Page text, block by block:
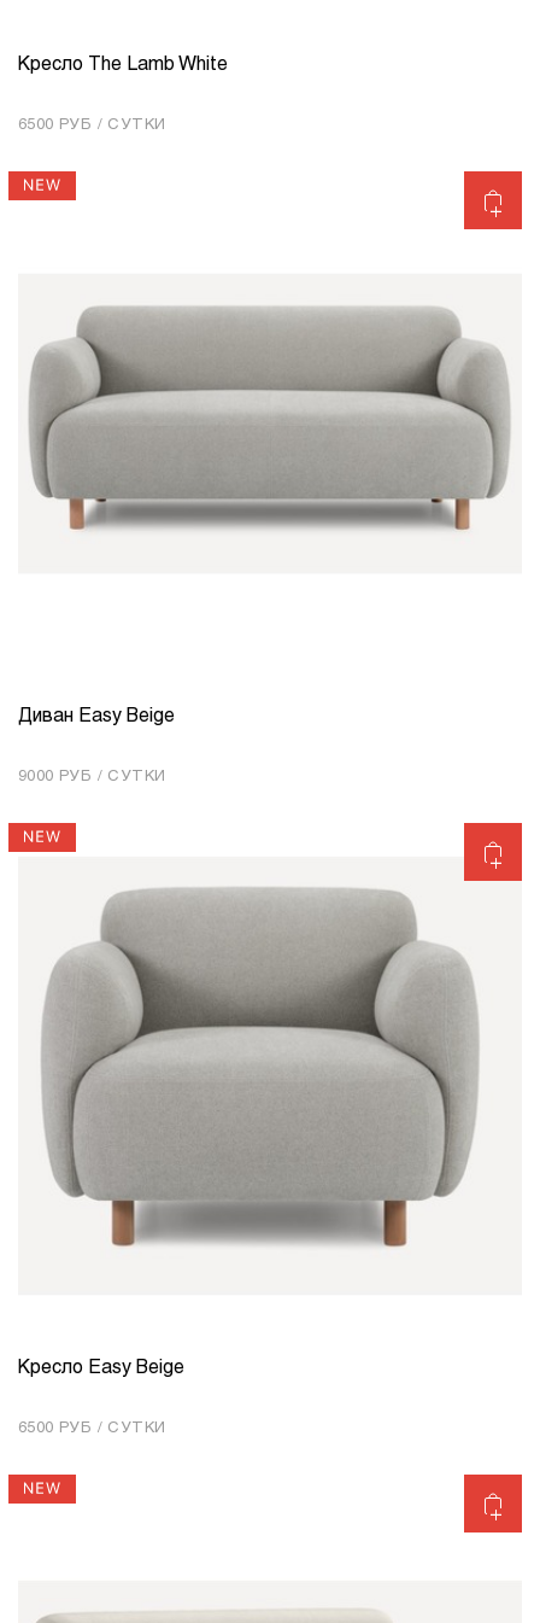
КОЛИЧЕСТВО 1
Кресло The Lamb White
6500 РУБ / СУТКИ
КОЛИЧЕСТВО 1
Диван Easy Beige
9000 РУБ / СУТКИ
КОЛИЧЕСТВО 1
Кресло Easy Beige
6500 РУБ / СУТКИ